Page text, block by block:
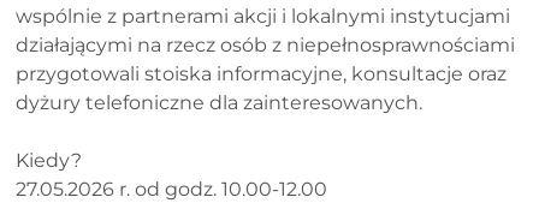
wspólnie z partnerami akcji i lokalnymi instytucjami
działającymi na rzecz osób z niepełnosprawnościami
przygotowali stoiska informacyjne, konsultacje oraz
dyżury telefoniczne dla zainteresowanych.
Kiedy?
27.05.2026 r. od godz. 10.00-12.00